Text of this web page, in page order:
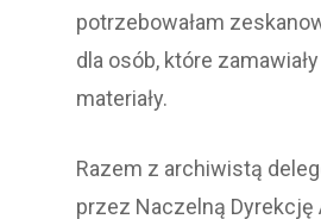
potrzebowałam
dla osób, które
materiały.
Razem z archiwistą
przez Naczelną Dyrekcję